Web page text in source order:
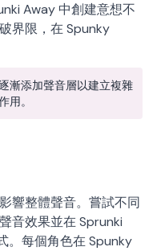
Away 中創建意想不
界限，在 Spunky
漸添加聲音層以建立複雜
用。
響整體聲音。嘗試不同
音效果並在 Sprunki
。每個角色在 Spunky